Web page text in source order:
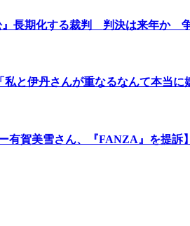
』長期化する裁判 判決は来年か
と伊丹さんが重なるなんて本当に
有賀美雪さん、『FANZA』を提訴】